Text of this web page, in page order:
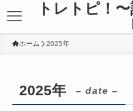
トレトピ！
ホーム 2025年
2025年 – date –